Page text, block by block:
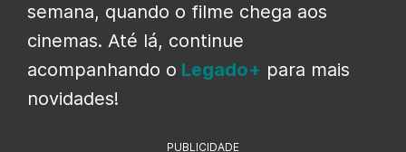
semana, quando o filme chega aos
cinemas. Até lá, continue
acompanhando o Legado+ para mais
novidades!
PUBLICIDADE